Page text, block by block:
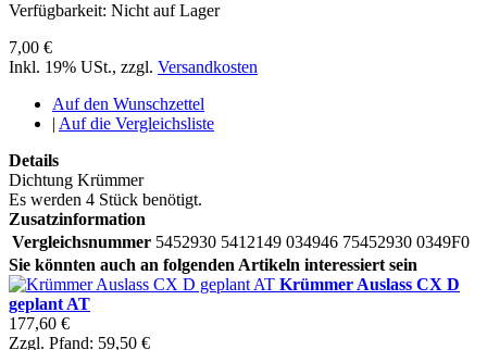
Verfügbarkeit: Nicht auf Lager
7,00 €
Inkl. 19% USt., zzgl. Versandkosten
Auf den Wunschzettel
| Auf die Vergleichsliste
Details
Dichtung Krümmer
Es werden 4 Stück benötigt.
Zusatzinformation
Vergleichsnummer 5452930 5412149 034946 75452930 0349F0
Sie könnten auch an folgenden Artikeln interessiert sein
Krümmer Auslass CX D
geplant AT
177,60 €
Zzgl. Pfand: 59,50 €